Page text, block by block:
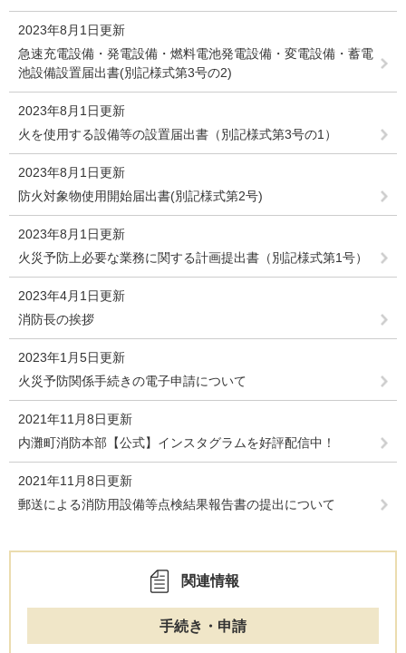
2023年8月1日更新
急速充電設備・発電設備・燃料電池発電設備・変電設備・蓄電
池設備設置届出書(別記様式第3号の2)
2023年8月1日更新
火を使用する設備等の設置届出書（別記様式第3号の1）
2023年8月1日更新
防火対象物使用開始届出書(別記様式第2号)
2023年8月1日更新
火災予防上必要な業務に関する計画提出書（別記様式第1号）
2023年4月1日更新
消防長の挨拶
2023年1月5日更新
火災予防関係手続きの電子申請について
2021年11月8日更新
内灘町消防本部【公式】インスタグラムを好評配信中！
2021年11月8日更新
郵送による消防用設備等点検結果報告書の提出について
関連情報
手続き・申請